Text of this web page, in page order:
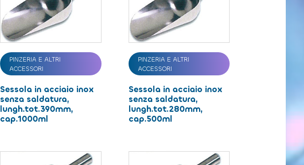
PINZERIA E ALTRI
ACCESSORI
Sessola in acciaio inox
senza saldatura,
lungh.tot.390mm,
cap.1000ml
PINZERIA E ALTRI
ACCESSORI
Sessola in acciaio inox
senza saldatura,
lungh.tot.280mm,
cap.500ml